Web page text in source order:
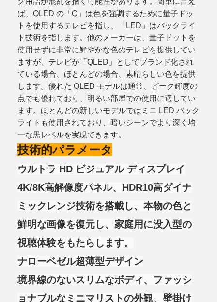
ば、QLED の「Q」は色を強調するために量子ドッ
トを使用するテレビを指し、「LED」はバックライ
ト技術を指します。他のメーカーは、量子ドットを
使用せずに非常に鮮やかな色のテレビを提供してい
ますが、テレビが「QLED」としてブランド化され
ている場合、ほとんどの場合、素晴らしい色を提供
します。優れた QLED モデルは通常、ピーク輝度の
点でも優れており、明るい部屋での使用に適してい
ます。ほとんどの新しいモデルではミニ LED バック
ライトも使用されており、暗いシーンでより深く均
一な黒レベルを実現できます。
技術的パラメータ
ウルトラ HD ビジュアル ディスプレイ
4K/8K高解像度パネル、HDR10高ダイナ
ミックレンジ技術を搭載し、本物の色と
鮮明な画像を復元し、家庭用に没入型の
視聴体験をもたらします。
ナローベゼル超薄型デザイン
境界線のないスリムなボディ、ファッシ
ョナブルなミニマリストの外観、壁掛け